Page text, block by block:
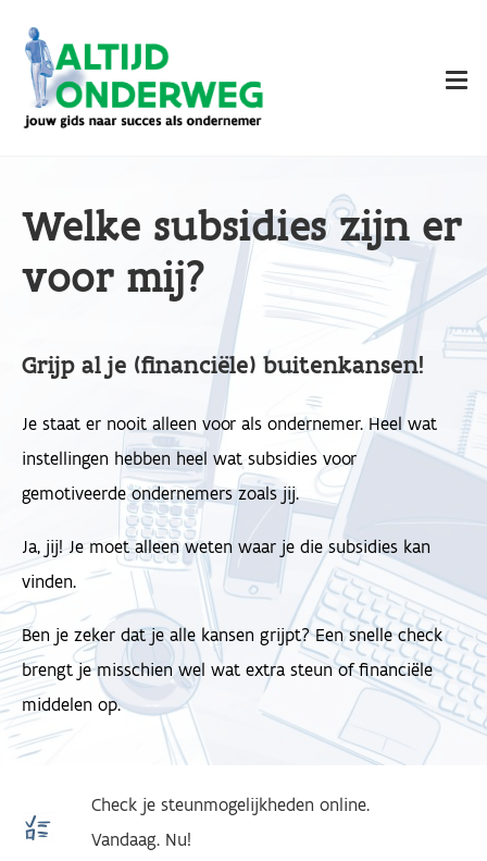
naar
Welke subsidies zijn er
voor mij?
Grijp al je (financiële) buitenkansen!
Je staat er nooit alleen voor als ondernemer. Heel wat
instellingen hebben heel wat subsidies voor
gemotiveerde ondernemers zoals jij.
Ja, jij! Je moet alleen weten waar je die subsidies kan
vinden.
Ben je zeker dat je alle kansen grijpt? Een snelle check
brengt je misschien wel wat extra steun of financiële
middelen op.
Check je steunmogelijkheden online.
Vandaag. Nu!